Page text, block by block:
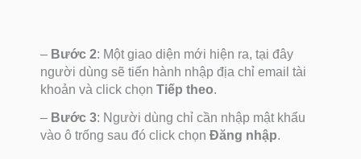
– Bước 2: Một giao diện mới hiện ra, tại đây
người dùng sẽ tiến hành nhập địa chỉ email tài
khoản và click chọn Tiếp theo.
– Bước 3: Người dùng chỉ cần nhập mật khẩu
vào ô trống sau đó click chọn Đăng nhập.